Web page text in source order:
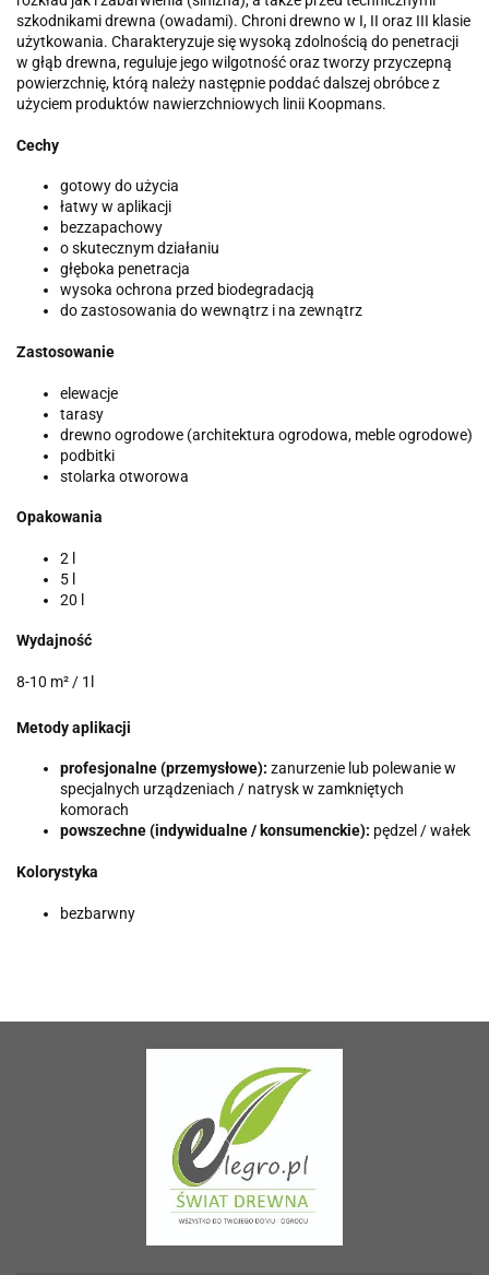
szkodnikami drewna (owadami). Chroni drewno w I, II oraz III klasie
użytkowania. Charakteryzuje się wysoką zdolnością do penetracji
w głąb drewna, reguluje jego wilgotność oraz tworzy przyczepną
powierzchnię, którą należy następnie poddać dalszej obróbce z
użyciem produktów nawierzchniowych linii Koopmans.
Cechy
gotowy do użycia
łatwy w aplikacji
bezzapachowy
o skutecznym działaniu
głęboka penetracja
wysoka ochrona przed biodegradacją
do zastosowania do wewnątrz i na zewnątrz
Zastosowanie
elewacje
tarasy
drewno ogrodowe (architektura ogrodowa, meble ogrodowe)
podbitki
stolarka otworowa
Opakowania
2 l
5 l
20 l
Wydajność
8-10 m² / 1l
Metody aplikacji
profesjonalne (przemysłowe): zanurzenie lub polewanie w
specjalnych urządzeniach / natrysk w zamkniętych
komorach
powszechne (indywidualne / konsumenckie): pędzel / wałek
Kolorystyka
bezbarwny